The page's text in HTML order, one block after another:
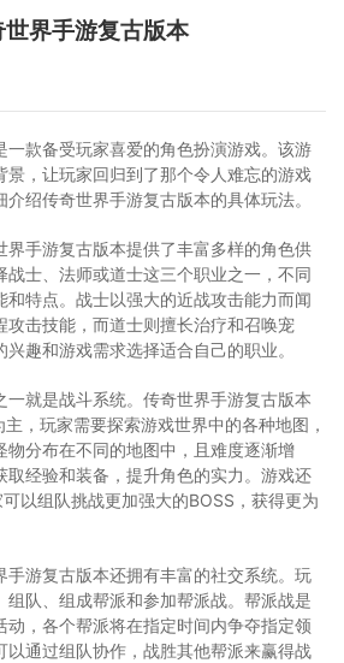
世界手游复古版本
一款备受玩家喜爱的角色扮演游戏。该游
景，让玩家回归到了那个令人难忘的游戏
绍传奇世界手游复古版本的具体玩法。
界手游复古版本提供了丰富多样的角色供
战士、法师或道士这三个职业之一，不同
和特点。战士以强大的近战攻击能力而闻
攻击技能，而道士则擅长治疗和召唤宠
趣和游戏需求选择适合自己的职业。
一就是战斗系统。传奇世界手游复古版本
，玩家需要探索游戏世界中的各种地图，
物分布在不同的地图中，且难度逐渐增
取经验和装备，提升角色的实力。游戏还
以组队挑战更加强大的BOSS，获得更为
手游复古版本还拥有丰富的社交系统。玩
组队、组成帮派和参加帮派战。帮派战是
动，各个帮派将在指定时间内争夺指定领
以通过组队协作，战胜其他帮派来赢得战